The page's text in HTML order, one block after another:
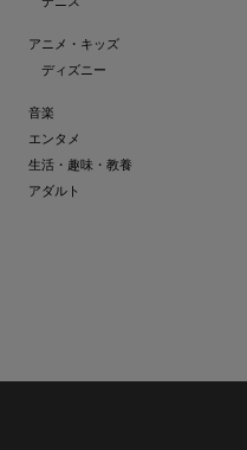
アニメ・キッズ
ディズニー
音楽
エンタメ
生活・趣味・教養
アダルト